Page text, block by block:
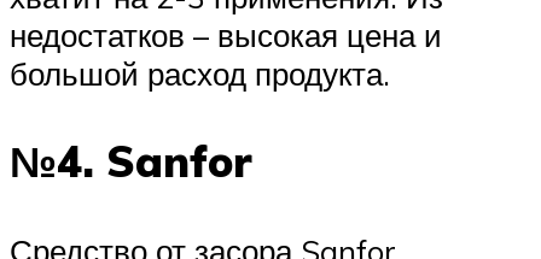
недостатков – высокая цена и
большой расход продукта.
№4. Sanfor
Средство от засора Sanfor